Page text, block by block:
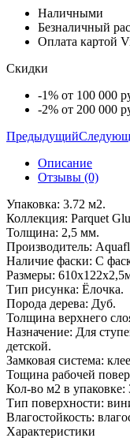
Наличными
Безналичный
Оплата картой
Скидки
-1% от 100 000
-2% от 200 000
Предыдущий
Описание
Отзывы (0)
Упаковка: 3.72 м2.
Коллекция: Parquet
Толщина: 2,5 мм.
Производитель:
Наличие фаски: С
Размеры:
Тип рисунка: Ёлочка.
Порода дерева: Дуб.
Толщина верхнего
Назначение: Для
детской.
Замковая система:
Тощина рабочей
Кол-во м2 в упаковке:
Тип поверхности:
Влагостойкость:
Характеристики